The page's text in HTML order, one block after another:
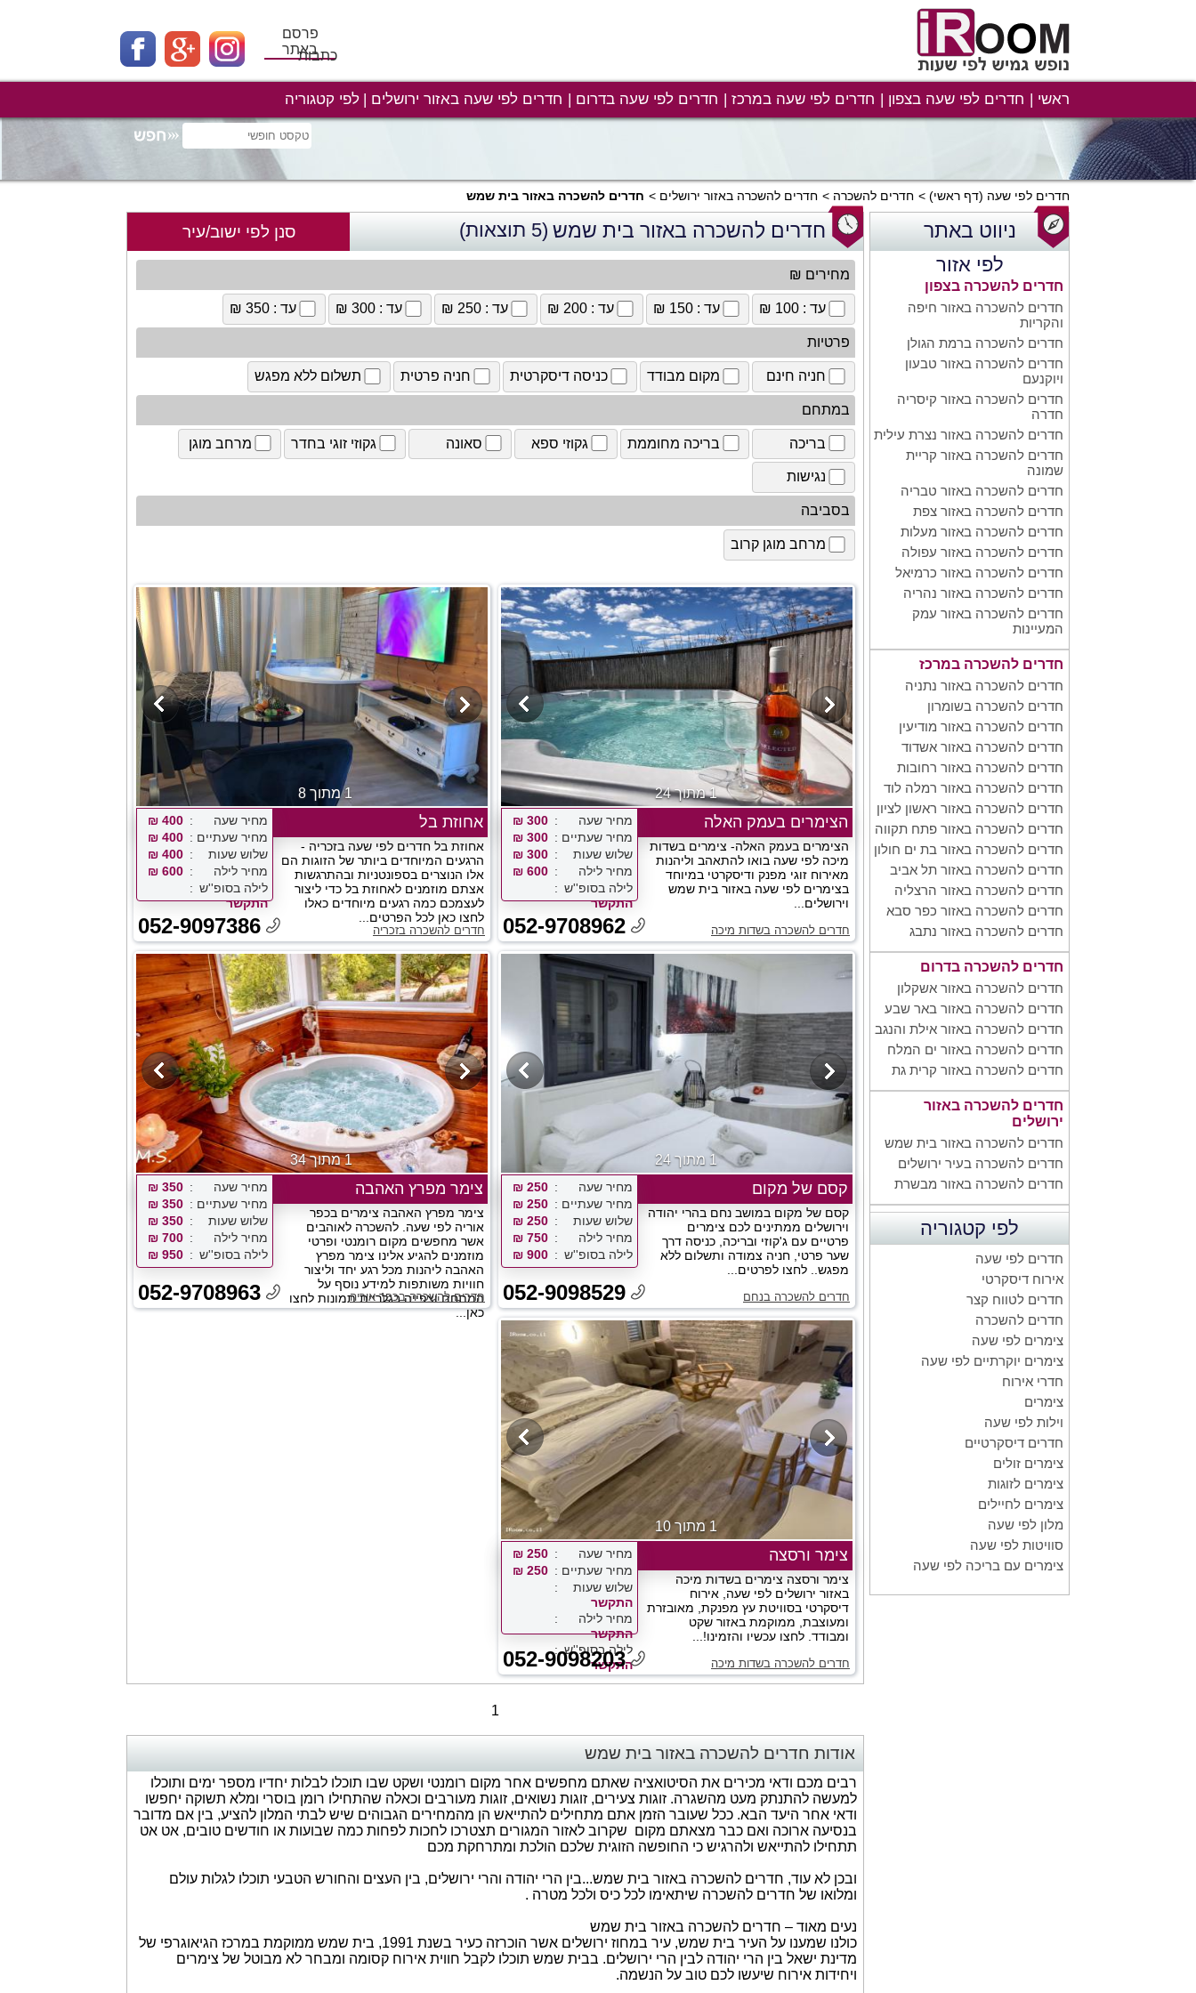
פרסם
באתרכתבות
ראשי חדרים לפי שעה בצפון חדרים לפי שעה במרכז חדרים לפי שעה בדרום חדרים לפי שעה באזור ירושלים לפי קטגוריה
חדרים לפי שעה (דף ראשי) חדרים להשכרה חדרים להשכרה באזור ירושלים חדרים להשכרה באזור בית שמש
ניווט באתר
לפי אזור
חדרים להשכרה בצפון
חדרים להשכרה באזור חיפה
והקריות
חדרים להשכרה ברמת הגולן
חדרים להשכרה באזור טבעון
ויוקנעם
חדרים להשכרה באזור קיסריה
חדרה
חדרים להשכרה באזור נצרת עילית
חדרים להשכרה באזור קריית
שמונה
חדרים להשכרה באזור טבריה
חדרים להשכרה באזור צפת
חדרים להשכרה באזור מעלות
חדרים להשכרה באזור עפולה
חדרים להשכרה באזור כרמיאל
חדרים להשכרה באזור נהריה
חדרים להשכרה באזור עמק
המעיינות
חדרים להשכרה במרכז
חדרים להשכרה באזור נתניה
חדרים להשכרה בשומרון
חדרים להשכרה באזור מודיעין
חדרים להשכרה באזור אשדוד
חדרים להשכרה באזור רחובות
חדרים להשכרה באזור רמלה לוד
חדרים להשכרה באזור ראשון לציון
חדרים להשכרה באזור פתח תקווה
חדרים להשכרה באזור בת ים חולון
חדרים להשכרה באזור תל אביב
חדרים להשכרה באזור הרצליה
חדרים להשכרה באזור כפר סבא
חדרים להשכרה באזור נתבג
חדרים להשכרה בדרום
חדרים להשכרה באזור אשקלון
חדרים להשכרה באזור באר שבע
חדרים להשכרה באזור אילת והנגב
חדרים להשכרה באזור ים המלח
חדרים להשכרה באזור קרית גת
חדרים להשכרה באזור
ירושלים
חדרים להשכרה באזור בית שמש
חדרים להשכרה בעיר ירושלים
חדרים להשכרה באזור מבשרת
לפי קטגוריה
חדרים לפי שעה
אירוח דיסקרטי
חדרים לטווח קצר
חדרים להשכרה
צימרים לפי שעה
צימרים יוקרתיים לפי שעה
חדרי אירוח
צימרים
וילות לפי שעה
חדרים דיסקרטיים
צימרים זולים
צימרים לזוגות
צימרים לחיילים
מלון לפי שעה
סוויטות לפי שעה
צימרים עם בריכה לפי שעה
חדרים להשכרה באזור בית שמש (5 תוצאות) סנן לפי ישוב/עיר
מחירים ₪
עד : 100 ₪ עד : 150 ₪ עד : 200 ₪ עד : 250 ₪ עד : 300 ₪ עד : 350 ₪
פרטיות
חניה חינם מקום מבודד כניסה דיסקרטית חניה פרטית תשלום ללא מפגש
במתחם
בריכה בריכה מחוממת גקוזי ספא סאונה גקוזי זוגי בחדר מרחב מוגן
נגישות
בסביבה
מרחב מוגן קרוב
1 מתוך 24
הצימרים בעמק האלה
הצימרים בעמק האלה- צימרים בשדות
מיכה לפי שעה בואו להתאהב וליהנות
מאירוח זוגי מפנק ודיסקרטי במיוחד
בצימרים לפי שעה באזור בית שמש
וירושלים...
חדרים להשכרה בשדות מיכה
מחיר שעה
300 ₪
מחיר שעתיים
300 ₪
שלוש שעות
300 ₪
מחיר לילה
600 ₪
לילה בסופ''ש
התקשר
052-9708962
1 מתוך 8
אחוזת בל
אחוזת בל חדרים לפי שעה בזכריה -
הרגעים המיוחדים ביותר של הזוגות הם
אלו הנוצרים בספונטניות ובהתרגשות
אצתם מוזמנים לאחוזת בל כדי ליצור
לעצמכם כמה רגעים מיוחדים כאלו
לחצו כאן לכל הפרטים...
חדרים להשכרה בזכריה
מחיר שעה
400 ₪
מחיר שעתיים
400 ₪
שלוש שעות
400 ₪
מחיר לילה
600 ₪
לילה בסופ''ש
התקשר
052-9097386
1 מתוך 24
קסם של מקום
קסם של מקום במושב נחם בהרי יהודה
וירושלים ממתינים לכם צימרים
פרטיים עם ג'קוזי ובריכה, כניסה דרך
שער פרטי, חניה צמודה ותשלום ללא
מפגש.. לחצו לפרטים...
חדרים להשכרה בנחם
מחיר שעה
250 ₪
מחיר שעתיים
250 ₪
שלוש שעות
250 ₪
מחיר לילה
750 ₪
לילה בסופ''ש
900 ₪
052-9098529
1 מתוך 34
צימר מפרץ האהבה
צימר מפרץ האהבה צימרים בכפר
אוריה לפי שעה. להשכרה לאוהבים
אשר מחפשים מקום רומנטי ופרטי
מוזמנים להגיע אלינו צימר מפרץ
האהבה ליהנות מכל רגע יחד וליצור
חוויות משותפות למידע נוסף על
המתחם וצפייה בגלריית תמונות לחצו
כאן...
חדרים להשכרה בכפר אוריה
מחיר שעה
350 ₪
מחיר שעתיים
350 ₪
שלוש שעות
350 ₪
מחיר לילה
700 ₪
לילה בסופ''ש
950 ₪
052-9708963
1 מתוך 10
צימר ורסצה
צימר ורסצה צימרים בשדות מיכה
באזור ירושלים לפי שעה, אירוח
דיסקרטי בסוויטת עץ מפנקת, מאובזרת
ומעוצבת, ממוקמת באזור שקט
ומבודד. לחצו עכשיו והזמינו!...
חדרים להשכרה בשדות מיכה
מחיר שעה
250 ₪
מחיר שעתיים
250 ₪
שלוש שעות
התקשר
מחיר לילה
התקשר
לילה בסופ''ש
התקשר
052-9098203
1
אודות חדרים להשכרה באזור בית שמש
רבים מכם ודאי מכירים את הסיטואציה שאתם מחפשים אחר מקום רומנטי ושקט שבו תוכלו לבלות יחדיו מספר ימים ותוכלו
למעשה להתנתק מעט מהשגרה. זוגות צעירים, זוגות נשואים, זוגות מעורבים וכאלה שהתחילו רומן בוסרי ומלא תשוקה יחפשו
ודאי אחר היעד הבא. ככל שעובר הזמן אתם מתחילים להתייאש הן מהמחירים הגבוהים שיש לבתי המלון להציע, בין אם מדובר
בנסיעה ארוכה ואם כבר מצאתם מקום שקרוב לאזור המגורים תצטרכו לחכות לפחות כמה שבועות או חודשים טובים, אט אט
תתחילו להתייאש ולהרגיש כי החופשה הזוגית שלכם הולכת ומתרחקת מכם
ובכן לא עוד, חדרים להשכרה באזור בית שמש...בין הרי יהודה והרי ירושלים, בין העצים והחורש הטבעי תוכלו לגלות עולם
ומלואו של חדרים להשכרה שיתאימו לכל כיס ולכל מטרה .
נעים מאוד – חדרים להשכרה באזור בית שמש
כולנו שמענו על העיר בית שמש, עיר במחוז ירושלים אשר הוכרזה כעיר בשנת 1991, בית שמש ממוקמת במרכז הגיאוגרפי של
מדינת ישאל בין הרי יהודה לבין הרי ירושלים. בבית שמש תוכלו לקבל חווית אירוח קסומה ומבחר לא מבוטל של צימרים
ויחידות אירוח שיעשו לכם טוב על הנשמה.